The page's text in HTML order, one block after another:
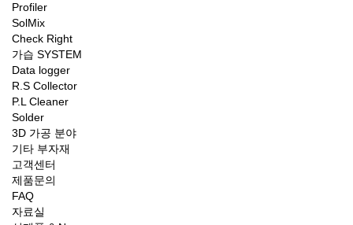
Profiler
SolMix
Check Right
가습 SYSTEM
Data logger
R.S Collector
P.L Cleaner
Solder
3D 가공 분야
기타 부자재
고객센터
제품문의
FAQ
자료실